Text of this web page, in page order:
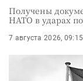
Получены
НАТО в ударах
7 августа 2026, 09:15